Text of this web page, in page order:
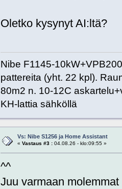
Oletko kysynyt AI:ltä?
Nibe F1145-
pattereita (yht. 22 kpl).
80m2 n. 10-12C
KH-lattia sähköllä
Vs: Nibe S1256 ja Home Assistant
« Vastaus #3 :04.08.26 - klo:09:55 »
^^
Juu varmaan